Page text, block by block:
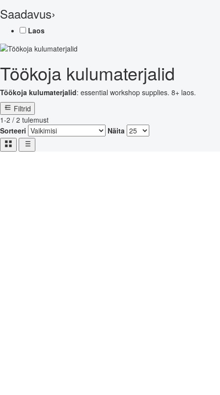
Saadavus›
Laos
Töökoja kulumaterjalid
Töökoja kulumaterjalid: essential workshop supplies. 8+ laos.
Filtrid
1-2 / 2 tulemust
Sorteeri
Näita